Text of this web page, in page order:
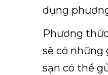
dụng
Phương
sẽ có những
sạn có thể